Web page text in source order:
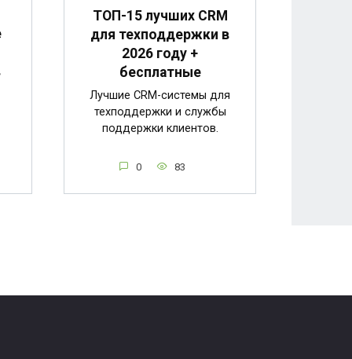
ТОП-15 лучших CRM
для техподдержки в
2026 году +
бесплатные
Лучшие CRM-системы для
техподдержки и службы
поддержки клиентов.
0 83